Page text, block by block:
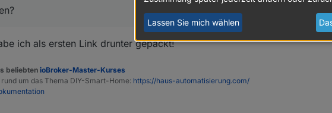
ich als ersten Link drunter gepackt!
beliebten ioBroker-Master-Kurses
um das Thema DIY-Smart-Home: https://haus-automatisierung.com/
Lassen Sie mich wählen